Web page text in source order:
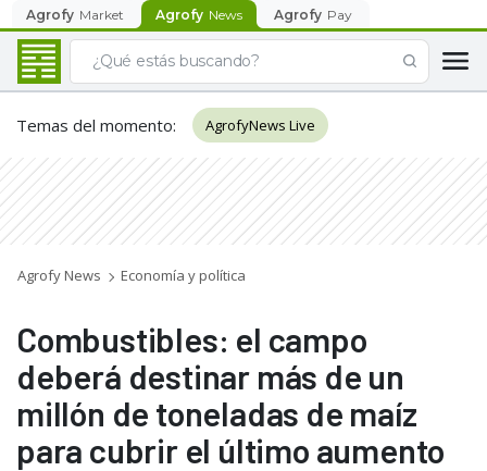
Agrofy Market Agrofy News Agrofy Pay
Temas del momento: AgrofyNews Live
Agrofy News Economía y política
Combustibles: el campo
deberá destinar más de un
millón de toneladas de maíz
para cubrir el último aumento